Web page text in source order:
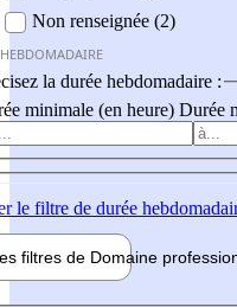
Non renseignée (2)
la durée hebdomadaire :
minimale (en heure) Durée
le filtre de durée
filtres de Domaine pro